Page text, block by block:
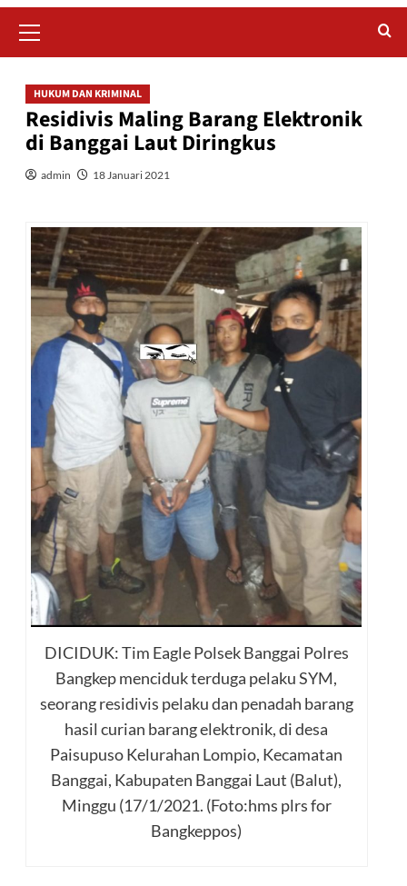
Menu
HUKUM DAN KRIMINAL
Residivis Maling Barang Elektronik
di Banggai Laut Diringkus
admin 18 Januari 2021
DICIDUK: Tim Eagle Polsek Banggai Polres
Bangkep menciduk terduga pelaku SYM,
seorang residivis pelaku dan penadah barang
hasil curian barang elektronik, di desa
Paisupuso Kelurahan Lompio, Kecamatan
Banggai, Kabupaten Banggai Laut (Balut),
Minggu (17/1/2021. (Foto:hms plrs for
Bangkeppos)